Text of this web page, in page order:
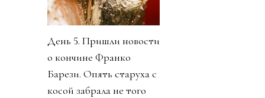
День 5. Пришли новости
о кончине Франко
Барези. Опять старуха с
косой забрала не того